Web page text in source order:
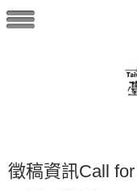
徵稿資訊Call